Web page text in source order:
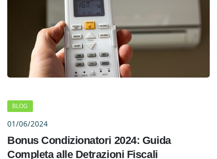
BLOG
01/06/2024
Bonus Condizionatori 2024: Guida
Completa alle Detrazioni Fiscali